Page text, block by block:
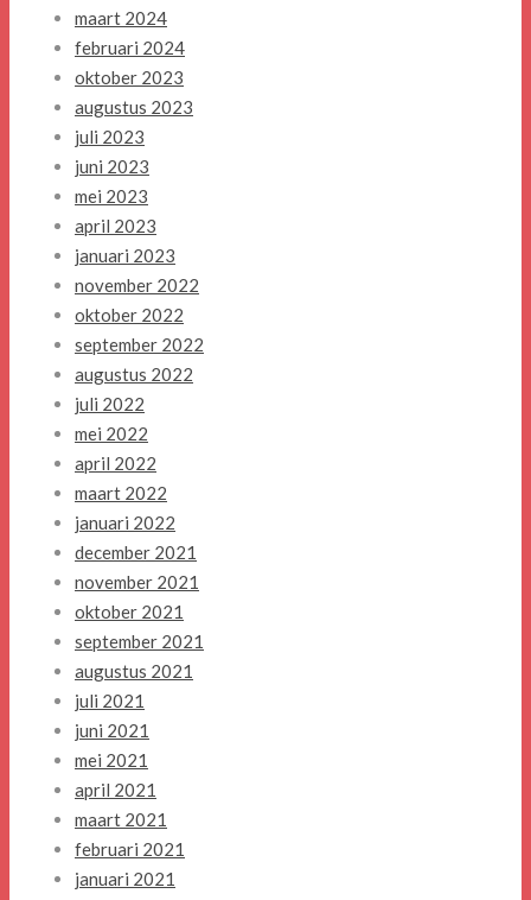
maart 2024
februari 2024
oktober 2023
augustus 2023
juli 2023
juni 2023
mei 2023
april 2023
januari 2023
november 2022
oktober 2022
september 2022
augustus 2022
juli 2022
mei 2022
april 2022
maart 2022
januari 2022
december 2021
november 2021
oktober 2021
september 2021
augustus 2021
juli 2021
juni 2021
mei 2021
april 2021
maart 2021
februari 2021
januari 2021